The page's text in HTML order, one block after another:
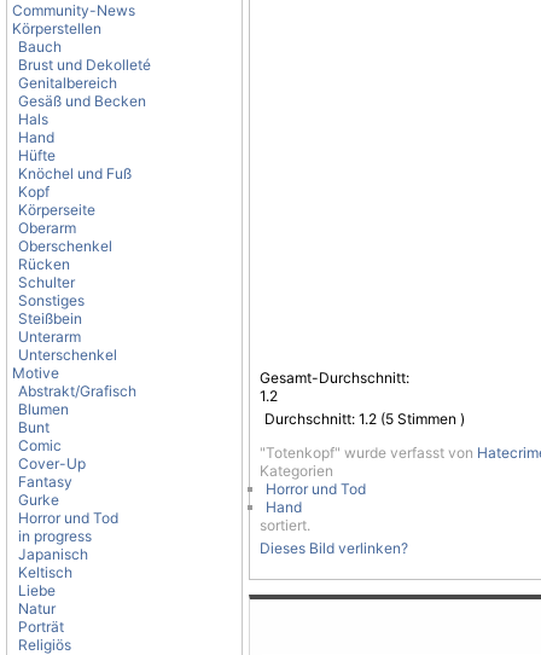
Community-News
Körperstellen
Bauch
Brust und Dekolleté
Genitalbereich
Gesäß und Becken
Hals
Hand
Hüfte
Knöchel und Fuß
Kopf
Körperseite
Oberarm
Oberschenkel
Rücken
Schulter
Sonstiges
Steißbein
Unterarm
Unterschenkel
Motive
Abstrakt/Grafisch
Blumen
Bunt
Comic
Cover-Up
Fantasy
Gurke
Horror und Tod
in progress
Japanisch
Keltisch
Liebe
Natur
Porträt
Religiös
Gesamt-Durchschnitt:
1.2
Durchschnitt: 1.2 (5 Stimmen )
"Totenkopf" wurde verfasst von
Kategorien
Horror und Tod
Hand
sortiert.
Dieses Bild verlinken?